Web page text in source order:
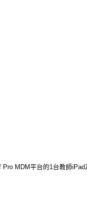
MDM平台的1台教師